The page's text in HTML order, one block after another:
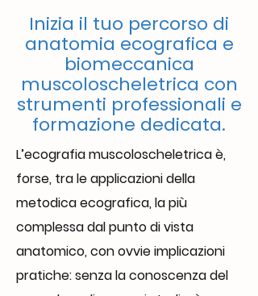
Inizia il tuo percorso di
anatomia ecografica e
biomeccanica
muscoloscheletrica con
strumenti professionali e
formazione dedicata.
L’ecografia muscoloscheletrica è,
forse, tra le applicazioni della
metodica ecografica, la più
complessa dal punto di vista
anatomico, con ovvie implicazioni
pratiche: senza la conoscenza del